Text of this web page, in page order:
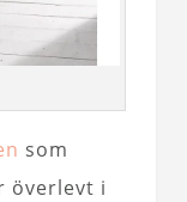
som
överlevt i